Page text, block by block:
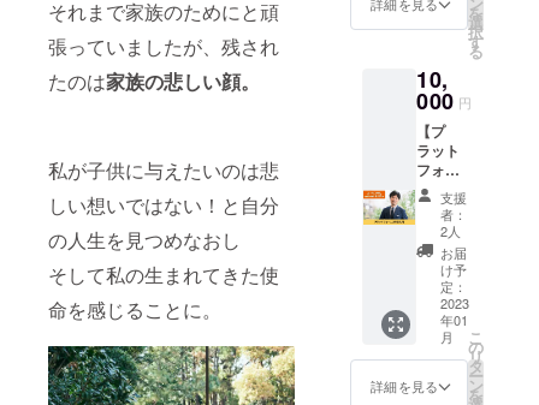
それまで家族のためにと頑
張っていましたが、残され
たのは家族の悲しい顔。
私が子供に与えたいのは悲
しい想いではない！と自分
の人生を見つめなおし
そして私の生まれてきた使
命を感じることに。
ページ
アニ
メー
ション
素
材の一
部にア
ニメー
ション
テ
キスト
にアニ
メー
ション
7)プ
レゼン
の仕方
(出力方
法)
2)全
てのプ
止にす
る
3)Word
Press
を更新
4)プ
ラグイ
ンを有
効化に
する
5)動作
確認を
する 5:
更新に
不具合
した場
ファイ
ル形式
年1月か
有効で
す。
す。 ※
詳細は
にて調
整させ
ていた
だきま
す。
※2023
年1月か
ら1年間
有効で
す。
お選び
す。
2000円
お得な
お値段
になっ
てお
り、2つ
以上で
迷われ
た方に
おすす
めで
す！ こ
ちらの
中から2
種類を
お選び
を
選
択
す
る
10,
000 円
【プ
ラット
フォー
ム3時間
利用】
11月に
リリー
ス予定
の「秘
書ライ
ン」プ
ラット
フォー
ムを３
時間ご
支援
者：
2人
お届
け予
定：
2023
年01
月
詳細を見る
こ
の
リ
タ
ー
ン
を